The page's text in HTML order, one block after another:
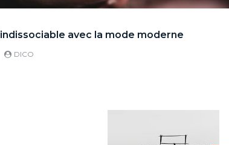
avec la mode moderne
DICO